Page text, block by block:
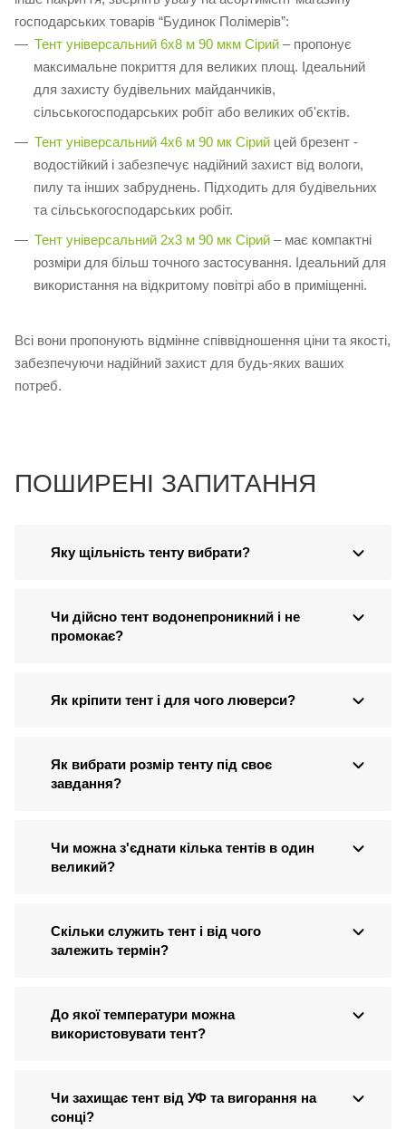
господарських товарів “Будинок Полімерів”:
Тент універсальний 6х8 м 90 мкм Сірий – пропонує
максимальне покриття для великих площ. Ідеальний
для захисту будівельних майданчиків,
сільськогосподарських робіт або великих об'єктів.
Тент універсальний 4х6 м 90 мк Сірий цей брезент -
водостійкий і забезпечує надійний захист від вологи,
пилу та інших забруднень. Підходить для будівельних
та сільськогосподарських робіт.
Тент універсальний 2х3 м 90 мк Сірий – має компактні
розміри для більш точного застосування. Ідеальний для
використання на відкритому повітрі або в приміщенні.
Всі вони пропонують відмінне співвідношення ціни та якості,
забезпечуючи надійний захист для будь-яких ваших
потреб.
ПОШИРЕНІ ЗАПИТАННЯ
Яку щільність тенту вибрати?
Чи дійсно тент водонепроникний і не
промокає?
Як кріпити тент і для чого люверси?
Як вибрати розмір тенту під своє
завдання?
Чи можна з'єднати кілька тентів в один
великий?
Скільки служить тент і від чого
залежить термін?
До якої температури можна
використовувати тент?
Чи захищає тент від УФ та вигорання на
сонці?